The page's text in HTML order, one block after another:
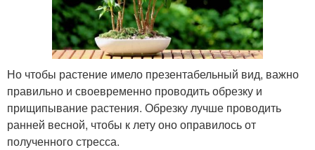
Но чтобы растение имело презентабельный вид, важно
правильно и своевременно проводить обрезку и
прищипывание растения. Обрезку лучше проводить
ранней весной, чтобы к лету оно оправилось от
полученного стресса.